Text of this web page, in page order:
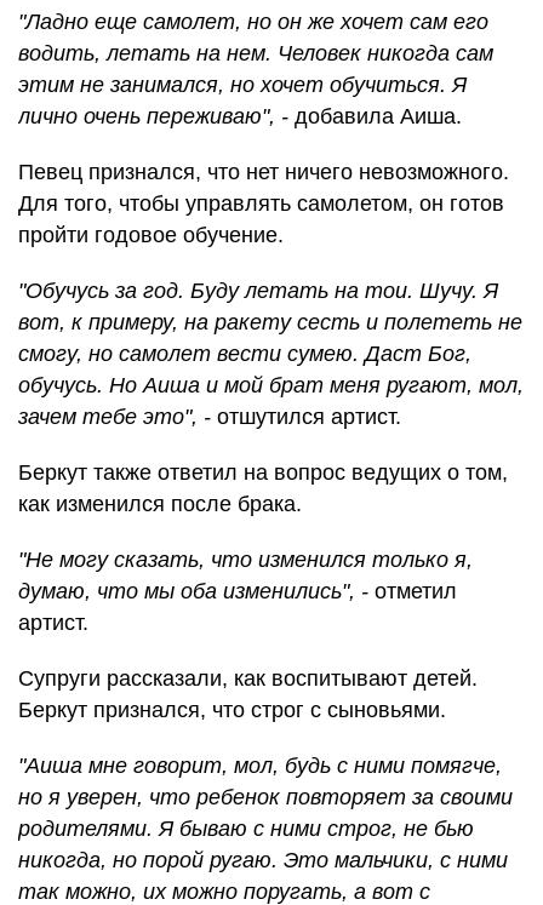
"Ладно еще самолет, но он же хочет сам его
водить, летать на нем. Человек никогда сам
этим не занимался, но хочет обучиться. Я
лично очень переживаю", - добавила Аиша.
Певец признался, что нет ничего невозможного.
Для того, чтобы управлять самолетом, он готов
пройти годовое обучение.
"Обучусь за год. Буду летать на тои. Шучу. Я
вот, к примеру, на ракету сесть и полететь не
смогу, но самолет вести сумею. Даст Бог,
обучусь. Но Аиша и мой брат меня ругают, мол,
зачем тебе это", - отшутился артист.
Беркут также ответил на вопрос ведущих о том,
как изменился после брака.
"Не могу сказать, что изменился только я,
думаю, что мы оба изменились", - отметил
артист.
Супруги рассказали, как воспитывают детей.
Беркут признался, что строг с сыновьями.
"Аиша мне говорит, мол, будь с ними помягче,
но я уверен, что ребенок повторяет за своими
родителями. Я бываю с ними строг, не бью
никогда, но порой ругаю. Это мальчики, с ними
так можно, их можно поругать, а вот с